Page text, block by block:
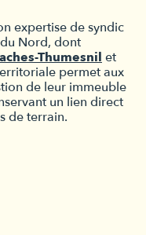
expertise de syndic
Nord, dont
Thumesnil et
permet aux
de leur immeuble
un lien direct
de terrain.